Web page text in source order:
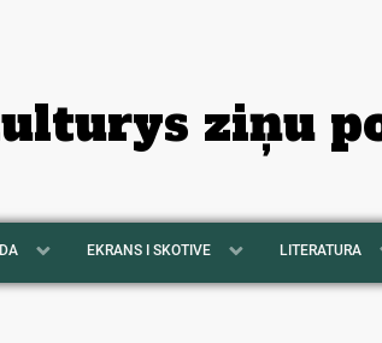
ziņu
EKRANS I SKOTIVE LITERATURA